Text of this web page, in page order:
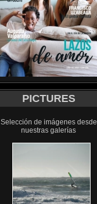
PICTURES
Selección de imágenes desde
nuestras galerías